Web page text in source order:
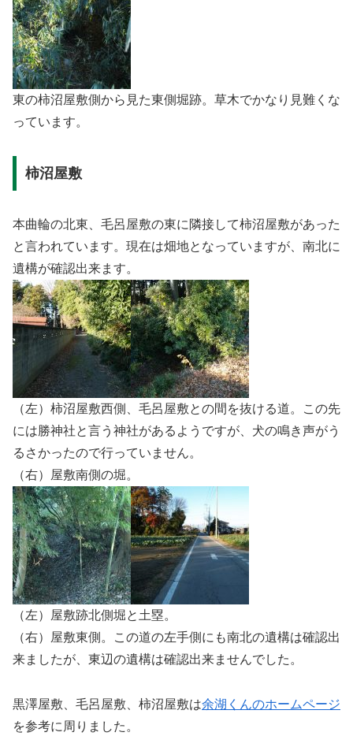
東の柿沼屋敷側から見た東側堀跡。草木でかなり見難くな
っています。
柿沼屋敷
本曲輪の北東、毛呂屋敷の東に隣接して柿沼屋敷があった
と言われています。現在は畑地となっていますが、南北に
遺構が確認出来ます。
（左）柿沼屋敷西側、毛呂屋敷との間を抜ける道。この先
には勝神社と言う神社があるようですが、犬の鳴き声がう
るさかったので行っていません。
（右）屋敷南側の堀。
（左）屋敷跡北側堀と土塁。
（右）屋敷東側。この道の左手側にも南北の遺構は確認出
来ましたが、東辺の遺構は確認出来ませんでした。
黒澤屋敷、毛呂屋敷、柿沼屋敷は余湖くんのホームページ
を参考に周りました。